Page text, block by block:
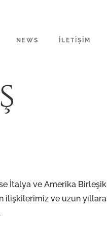
NEWS İLETIŞIM
İtalya ve Amerika Birleşik
ilişkilerimiz ve uzun yıllara